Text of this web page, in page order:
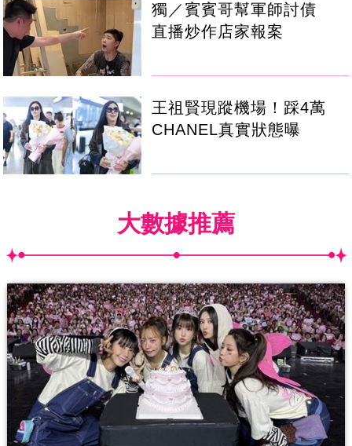
獨／賓賓哥幫軍師討債
直播炒作店家報案
王祖賢現蹤機場！踩4萬
CHANEL真實狀態曝
大數據推薦